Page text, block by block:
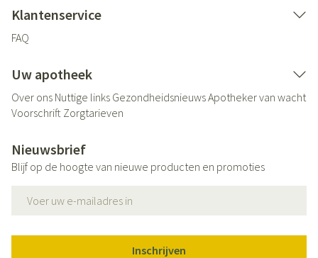
Klantenservice
FAQ
Uw apotheek
Over ons Nuttige links GezondheidsnieuwsApotheker van wacht
Voorschrift Zorgtarieven
Nieuwsbrief
Blijf op de hoogte van nieuwe producten en promoties
Inschrijven